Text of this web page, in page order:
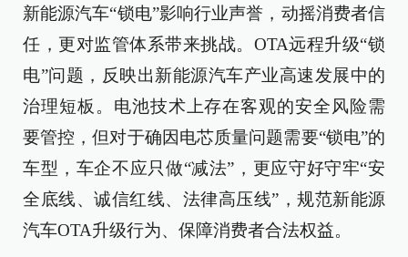
新能源汽车“锁电”影响行业声誉，动摇消费者信
任，更对监管体系带来挑战。OTA远程升级“锁
电”问题，反映出新能源汽车产业高速发展中的
治理短板。电池技术上存在客观的安全风险需
要管控，但对于确因电芯质量问题需要“锁电”的
车型，车企不应只做“减法”，更应守好守牢“安
全底线、诚信红线、法律高压线”，规范新能源
汽车OTA升级行为、保障消费者合法权益。